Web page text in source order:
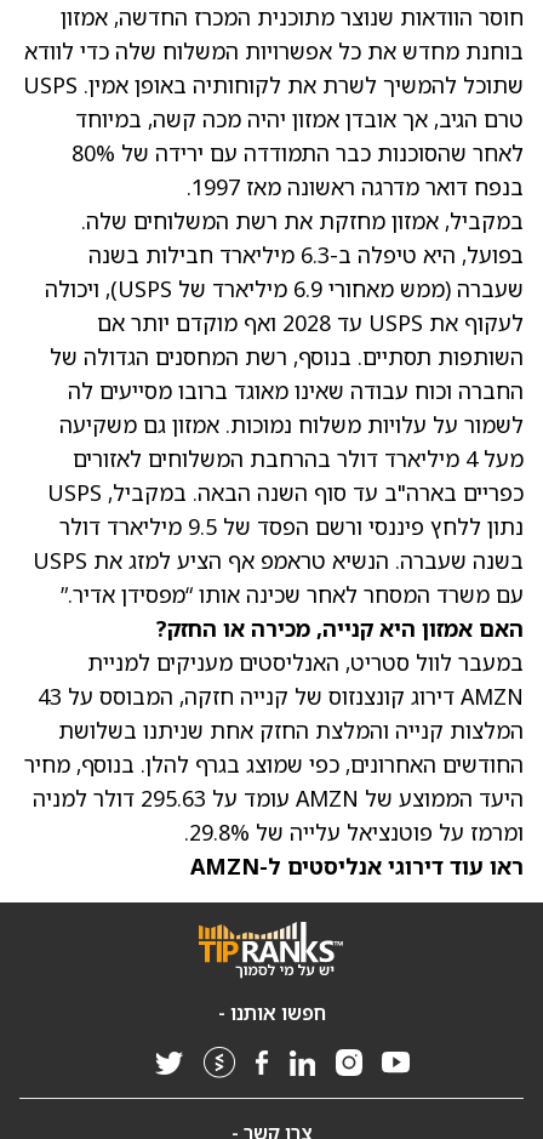
חוסר הוודאות שנוצר מתוכנית המכרז החדשה, אמזון
בוחנת מחדש את כל אפשרויות המשלוח שלה כדי לוודא
שתוכל להמשיך לשרת את לקוחותיה באופן אמין. USPS
טרם הגיב, אך אובדן אמזון יהיה מכה קשה, במיוחד
לאחר שהסוכנות כבר התמודדה עם ירידה של 80%
בנפח דואר מדרגה ראשונה מאז 1997.
במקביל, אמזון מחזקת את רשת המשלוחים שלה.
בפועל, היא טיפלה ב-6.3 מיליארד חבילות בשנה
שעברה (ממש מאחורי 6.9 מיליארד של USPS), ויכולה
לעקוף את USPS עד 2028 ואף מוקדם יותר אם
השותפות תסתיים. בנוסף, רשת המחסנים הגדולה של
החברה וכוח עבודה שאינו מאוגד ברובו מסייעים לה
לשמור על עלויות משלוח נמוכות. אמזון גם משקיעה
מעל 4 מיליארד דולר בהרחבת המשלוחים לאזורים
כפריים בארה"ב עד סוף השנה הבאה. במקביל, USPS
נתון ללחץ פיננסי ורשם הפסד של 9.5 מיליארד דולר
בשנה שעברה. הנשיא טראמפ
אף הציע למזג את USPS
עם משרד המסחר לאחר שכינה אותו “מפסידן אדיר.”
האם אמזון היא קנייה, מכירה או החזק?
במעבר לוול סטריט, האנליסטים מעניקים למניית
AMZN דירוג קונצנזוס של קנייה חזקה, המבוסס על 43
המלצות קנייה והמלצת החזק אחת שניתנו בשלושת
החודשים האחרונים, כפי שמוצג בגרף להלן. בנוסף, מחיר
היעד הממוצע של AMZN
עומד על 295.63 דולר למניה
ומרמז על פוטנציאל עלייה של 29.8%.
ראו עוד דירוגי אנליסטים ל-AMZN
חפשו אותנו -
צרו קשר -